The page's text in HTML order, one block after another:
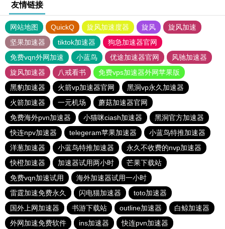
友情链接
网站地图 QuickQ 旋风加速度器 旋风
旋风加速
坚果加速器
tiktok加速器
狗急加速器官网
免费vqn外网加速
小蓝鸟 优途加速器官网
风驰加速器
旋风加速器
八戒看书
免费vps加速器外网苹果版
黑豹加速器
火箭vp加速器官网
黑洞vp永久加速器
火箭加速器
一元机场
蘑菇加速器官网
免费海外pvn加速器
小猫咪ciash加速器
黑洞官方加速器
快连npv加速器
telegeram苹果加速器
小蓝鸟特推加速器
洋葱加速器
小蓝鸟特推加速器
永久不收费的nvp加速器
快橙加速器
加速器试用两小时
芒果下载站
免费vqn加速试用
海外加速器试用一小时
雷霆加速免费永久
闪电猫加速器
toto加速器
国外上网加速器
书游下载站 outline加速器
白鲸加速器
外网加速免费软件
ins加速器 快连pvn加速器